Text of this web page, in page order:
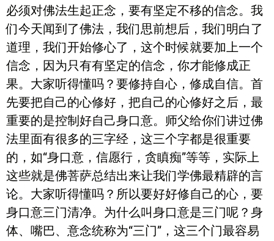
必须对佛法生起正念，要有坚定不移的信念。我
们今天闻到了佛法，我们思前想后，我们明白了
道理，我们开始修心了，这个时候就要加上一个
信念，因为只有有坚定的信念，你才能修成正
果。大家听得懂吗？要修持自心，修成自信。首
先要把自己的心修好，把自己的心修好之后，最
重要的是控制好自己身口意。师父给你们讲过佛
法里面有很多的三字经，这三个字都是很重要
的，如“身口意，信愿行，贪瞋痴”等等，实际上
这些就是佛菩萨总结出来让我们学佛最精辟的言
论。大家听得懂吗？所以要好好修自己的心，要
身口意三门清净。为什么叫身口意是三门呢？身
体、嘴巴、意念统称为“三门”，这三个门最容易